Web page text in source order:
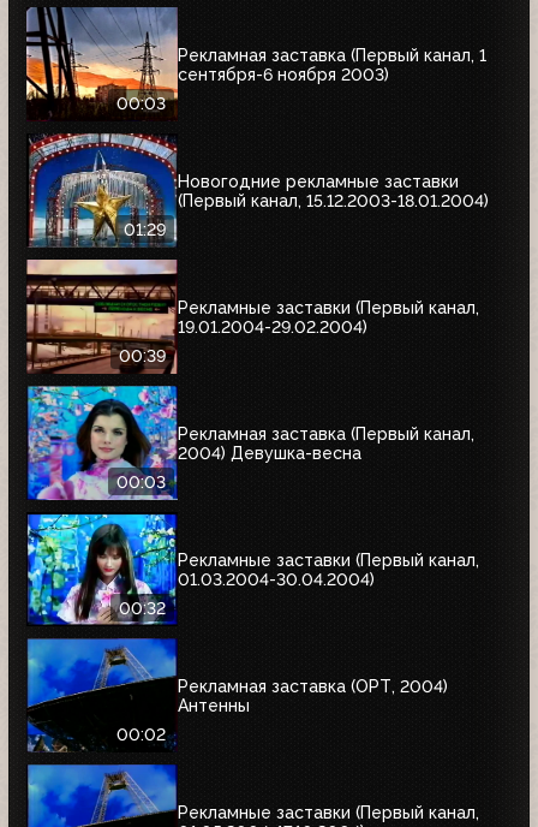
00:03
Рекламная заставка (Первый канал, 1
сентября-6 ноября 2003)
01:29
Новогодние рекламные заставки
(Первый канал, 15.12.2003-18.01.2004)
00:39
Рекламные заставки (Первый канал,
19.01.2004-29.02.2004)
00:03
Рекламная заставка (Первый канал,
2004) Девушка-весна
00:32
Рекламные заставки (Первый канал,
01.03.2004-30.04.2004)
00:02
Рекламная заставка (ОРТ, 2004)
Антенны
Рекламные заставки (Первый канал,